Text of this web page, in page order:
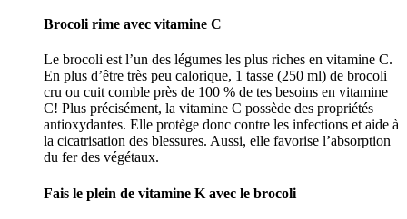
Brocoli rime avec vitamine C
Le brocoli est l’un des légumes les plus riches en vitamine C.
En plus d’être très peu calorique, 1 tasse (250 ml) de brocoli
cru ou cuit comble près de 100 % de tes besoins en vitamine
C! Plus précisément, la vitamine C possède des propriétés
antioxydantes. Elle protège donc contre les infections et aide à
la cicatrisation des blessures. Aussi, elle favorise l’absorption
du fer des végétaux.
Fais le plein de vitamine K avec le brocoli